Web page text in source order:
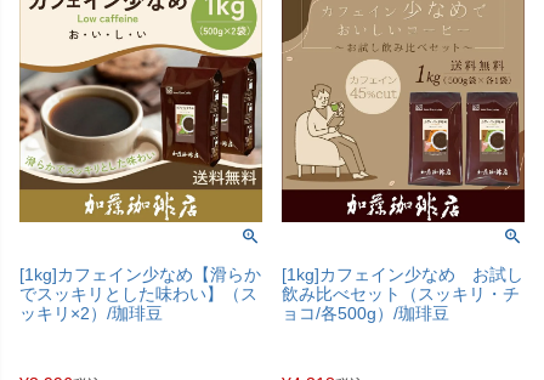
[1kg]カフェイン少なめ【滑らか
でスッキリとした味わい】（ス
ッキリ×2）/珈琲豆
[1kg]カフェイン少なめ お試し
飲み比べセット（スッキリ・チ
ョコ/各500g）/珈琲豆